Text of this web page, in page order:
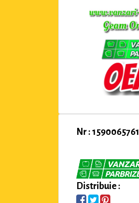
Nr : 1590065761
Distribuie :